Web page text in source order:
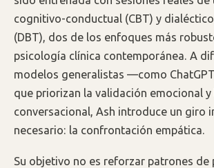
cognitivo-conductual (CBT) y
(DBT), dos de los enfoques más
psicología clínica contemporánea. A
modelos generalistas —como
que priorizan la validación emocional
conversacional, Ash introduce un giro
necesario: la confrontación empática.
Su objetivo no es reforzar patrones de